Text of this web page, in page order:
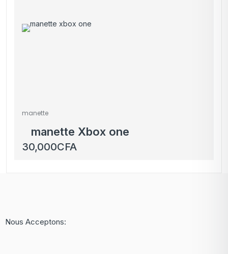
manette
manette Xbox one
30,000CFA
Nous Acceptons: